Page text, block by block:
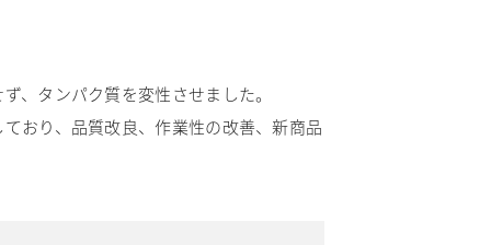
、タンパク質を変性させました。
おり、品質改良、作業性の改善、新商品